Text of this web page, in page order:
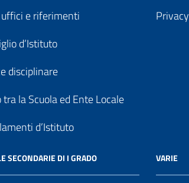
e riferimenti
d’Istituto
disciplinare
la Scuola ed Ente Locale
d’Istituto
Privacy
SECONDARIE DI I GRADO VARIE